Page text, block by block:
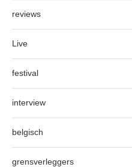
reviews
Live
festival
interview
belgisch
grensverleggers